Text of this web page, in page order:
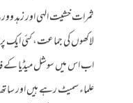
ثمرات خشیت الہی اور زہد
لاکھوں کی جماعت، کئی ایک
اب اس میں سوشل میڈیا کے
علماء سمیٹ رہے ہیں اور